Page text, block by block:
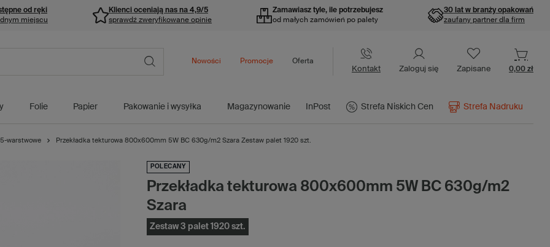
od ręki
miejscu
Klienci oceniają nas na 4,9/5
sprawdź zweryfikowane opinie
Zamawiasz tyle, ile potrzebujesz
od małych zamówień po palety
30 lat w branży opakowań
zaufany partner dla firm
Kontakt Zaloguj się Zapisane 0,00 zł
Folie Papier Pakowanie i wysyłka Magazynowanie InPost Strefa Niskich Cen Strefa Nadruku
Nowości Promocje Oferta
5-warstwowe Przekładka tekturowa 800x600mm 5W BC 630g/m2 Szara Zestaw palet 1920 szt.
POLECANY
Przekładka tekturowa 800x600mm 5W BC 630g/m2
Szara
Zestaw 3 palet 1920 szt.